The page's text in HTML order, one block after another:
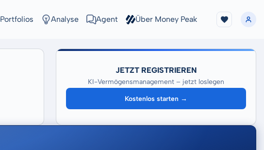
Portfolios Analyse Agent Über Money Peak
JETZT REGISTRIEREN
KI-Vermögensmanagement – jetzt loslegen
Kostenlos starten →